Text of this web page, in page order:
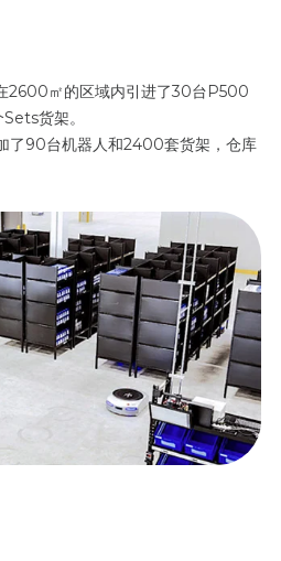
2600㎡的区域内引进了30台P500
货架。
了90台机器人和2400套货架，仓库